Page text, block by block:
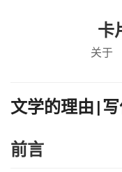
卡
关于
文学的理由|写
前言